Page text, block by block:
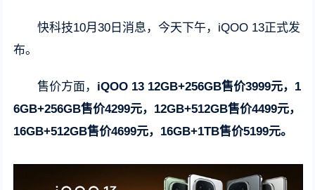
快科技10月30日消息，今天下午，iQOO 13正式发
布。
售价方面， iQOO 13 12GB+256GB售价3999元，1
6GB+256GB售价4299元，12GB+512GB售价4499元，
16GB+512GB售价4699元，16GB+1TB售价5199元。